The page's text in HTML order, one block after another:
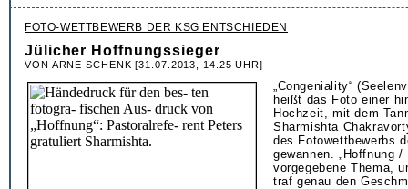
FOTO-WETTBEWERB DER KSG ENTSCHIEDEN
Jülicher Hoffnungssieger
VON ARNE SCHENK [31.07.2013, 14.25 UHR]
„Congeniality“
heißt das Foto einer
Hochzeit, mit dem
Sharmishta
des Fotowettbewerbs
gewannen. „Hoffnung
vorgegebene Thema,
traf genau den